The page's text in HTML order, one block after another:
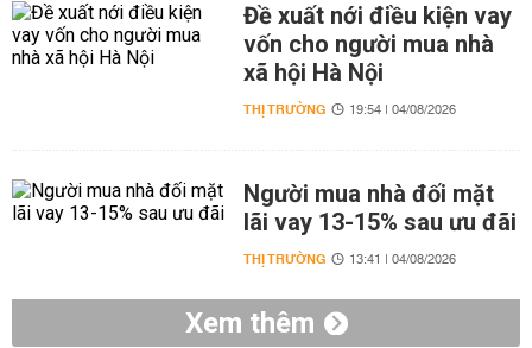
Đề xuất nới điều kiện vay
vốn cho người mua nhà
xã hội Hà Nội
THỊ TRƯỜNG 19:54 | 04/08/2026
Người mua nhà đối mặt
lãi vay 13-15% sau ưu đãi
THỊ TRƯỜNG 13:41 | 04/08/2026
Xem thêm